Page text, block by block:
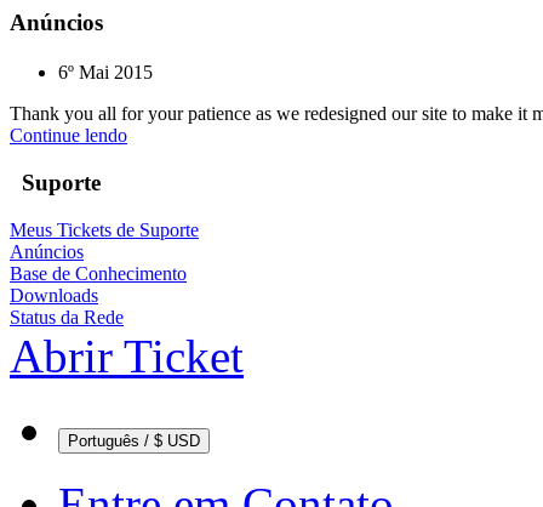
Anúncios
6º Mai 2015
Thank you all for your patience as we redesigned our site to make it
Continue lendo
Suporte
Meus Tickets de Suporte
Anúncios
Base de Conhecimento
Downloads
Status da Rede
Abrir Ticket
Português / $ USD